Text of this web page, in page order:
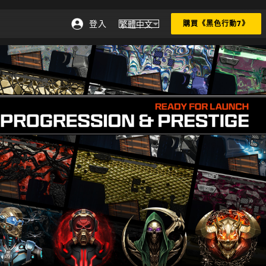
登入
Choose your region
選擇地區 - 繁體中文
繁體中文 購買《黑色行動7》